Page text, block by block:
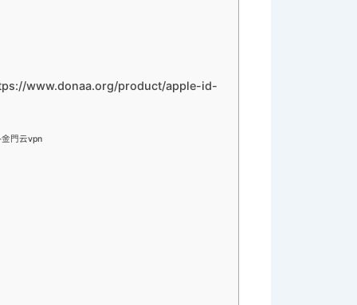
www.donaa.org/product/apple-id-
門云vpn